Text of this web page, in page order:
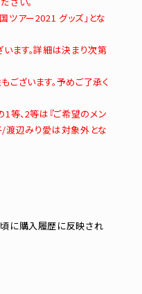
ツアー2021 グッズ」とな
ます。詳細は決まり次第
ございます。予めご了承く
等、2等は『ご希望のメン
渡辺みり愛は対象外とな
に購入履歴に反映され